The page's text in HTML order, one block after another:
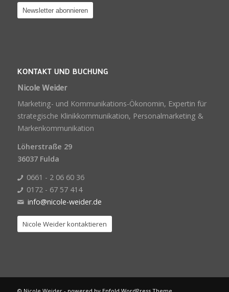
KONTAKT UND BUCHUNG
Nicole Weider
Marketing- und Kommunikations-Ökonomin, Expertin für
strategische Klinikkommunikation, Personalmarketing &
Markenkommunikation
Löherstraße 29
36037 Fulda
0661 - 2 06 60 36
0172 - 67 57 414
info@nicole-weider.de
Nicole Weider kontaktieren